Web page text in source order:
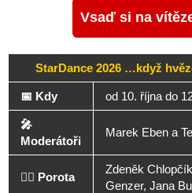
Vsaď si na
StarDance 2026 …když
📅 Kdy od 10. října do
🎤
Moderátoři
Marek Eben a
🧑‍⚖️ Porota
Zdeněk
Genzer, Jana